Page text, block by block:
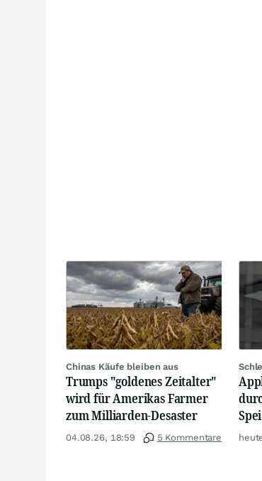
Chinas Käufe bleiben aus
Trumps "goldenes Zeitalter"
wird für Amerikas Farmer
zum Milliarden-Desaster
04.08.26, 18:59 5 Kommentare